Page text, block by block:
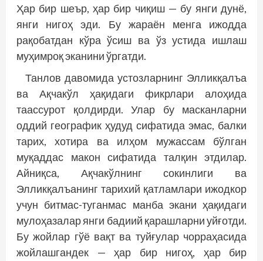
Ҳар бир шеър, ҳар бир чиқиш — бу янги дунё,
янги нигоҳ эди. Бу жараён менга ижодда
рақобатдан кўра ўсиш ва ўз устида ишлаш
муҳимроқ эканини ўргатди.
Танлов давомида устозларнинг Элликқалъа
ва Ақчакўл ҳақидаги фикрлари алоҳида
таассурот қолдирди. Улар бу масканларни
оддий географик ҳудуд сифатида эмас, балки
тарих, хотира ва илҳом мужассам бўлган
муқаддас макон сифатида талқин этдилар.
Айниқса, Ақчакўлнинг сокинлиги ва
Элликқалъанинг тарихий қатламлари ижодкор
учун битмас-туганмас манба экани ҳақидаги
мулоҳазалар янги бадиий қарашларни уйғотди.
Бу жойлар гўё вақт ва туйғулар чорраҳасида
жойлашгандек — ҳар бир нигоҳ, ҳар бир